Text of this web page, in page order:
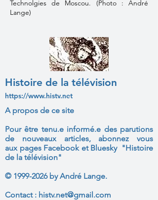
Technolgies de Moscou. (Photo : André
Lange)
Histoire de la télévision
https://www.histv.net
A propos de ce site
Pour être tenu.e informé.e des parutions
de nouveaux articles, abonnez vous
aux pages Facebook et Bluesky "Histoire
de la télévision"
© 1999-2026by André Lange.
Contact : histv.net@gmail.com